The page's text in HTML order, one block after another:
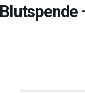
Blutspende